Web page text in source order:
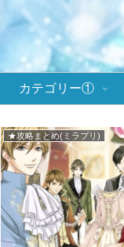
カテゴリー①
■メビウス・コード